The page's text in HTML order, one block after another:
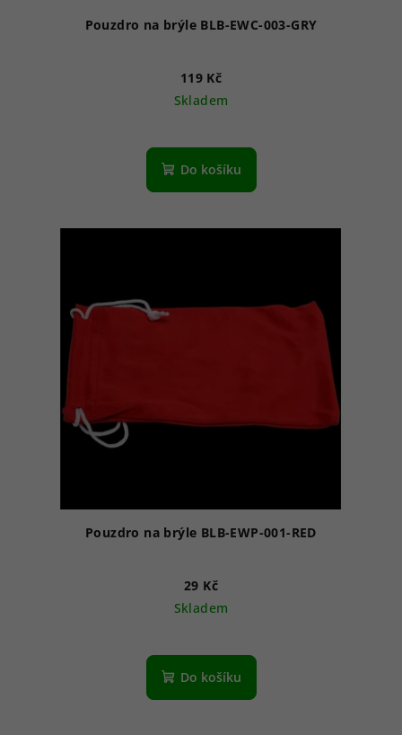
Pouzdro na brýle BLB-EWC-003-GRY
119 Kč
Skladem
Do košíku
Pouzdro na brýle BLB-EWP-001-RED
29 Kč
Skladem
Do košíku